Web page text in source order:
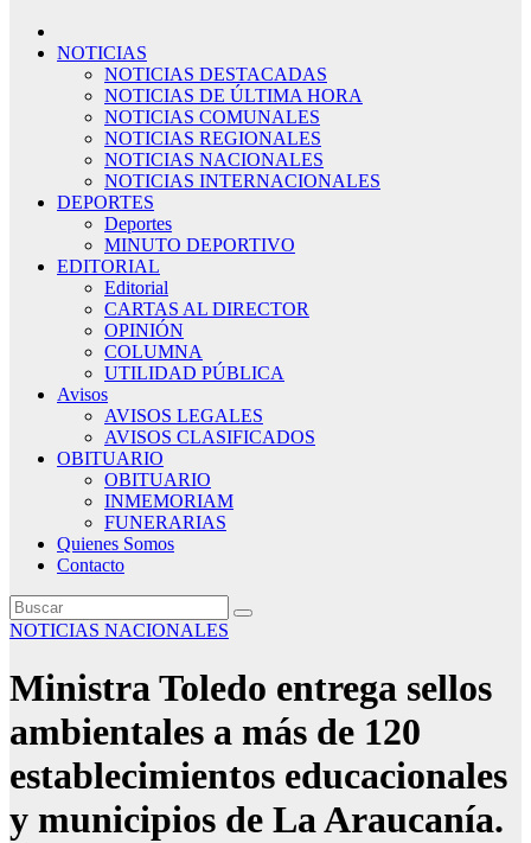
NOTICIAS
NOTICIAS DESTACADAS
NOTICIAS DE ÚLTIMA HORA
NOTICIAS COMUNALES
NOTICIAS REGIONALES
NOTICIAS NACIONALES
NOTICIAS INTERNACIONALES
DEPORTES
Deportes
MINUTO DEPORTIVO
EDITORIAL
Editorial
CARTAS AL DIRECTOR
OPINIÓN
COLUMNA
UTILIDAD PÚBLICA
Avisos
AVISOS LEGALES
AVISOS CLASIFICADOS
OBITUARIO
OBITUARIO
INMEMORIAM
FUNERARIAS
Quienes Somos
Contacto
NOTICIAS NACIONALES
Ministra Toledo entrega sellos
ambientales a más de 120
establecimientos educacionales
y municipios de La Araucanía.